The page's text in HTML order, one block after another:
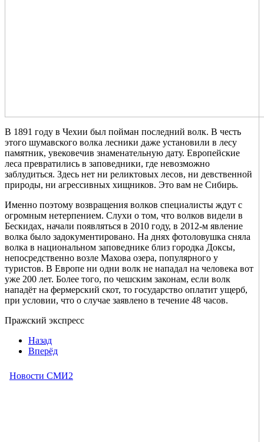
В 1891 году в Чехии был пойман последний волк. В честь
этого шумавского волка лесники даже установили в лесу
памятник, увековечив знаменательную дату. Европейские
леса превратились в заповедники, где невозможно
заблудиться. Здесь нет ни реликтовых лесов, ни девственной
природы, ни агрессивных хищников. Это вам не Сибирь.
Именно поэтому возвращения волков специалисты ждут с
огромным нетерпением. Слухи о том, что волков видели в
Бескидах, начали появляться в 2010 году, в 2012-м явление
волка было задокументировано. На днях фотоловушка сняла
волка в национальном заповеднике близ городка Доксы,
непосредственно возле Махова озера, популярного у
туристов. В Европе ни одни волк не нападал на человека вот
уже 200 лет. Более того, по чешским законам, если волк
нападёт на фермерский скот, то государство оплатит ущерб,
при условии, что о случае заявлено в течение 48 часов.
Пражский экспресс
Назад
Вперёд